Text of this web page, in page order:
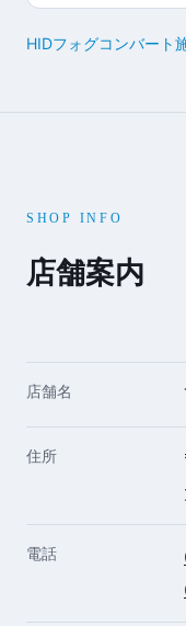
HIDフォグコンバート
SHOP INFO
店舗案内
店舗名
住所
電話